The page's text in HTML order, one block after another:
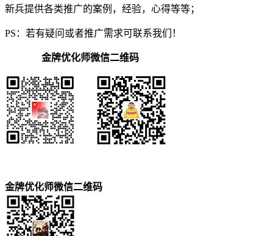
新兵提供各类推广的案例，经验，心得等等；
PS：若有疑问或者推广需求可联系我们！
金牌优化师微信二维码
金牌优化师微信二维码